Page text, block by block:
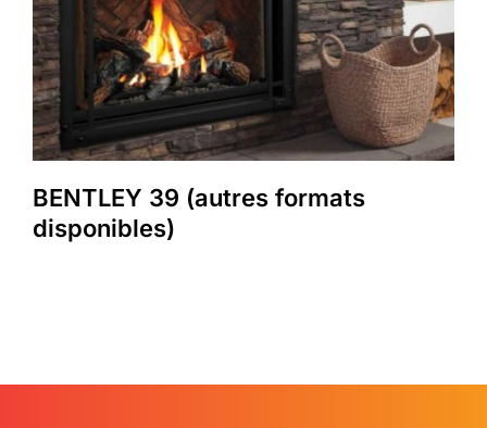
BENTLEY 39 (autres formats
disponibles)